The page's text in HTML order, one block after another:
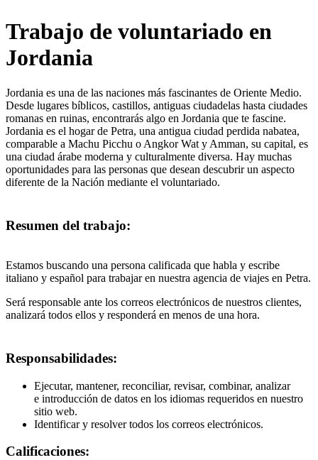
Trabajo de voluntariado en
Jordania
Jordania es una de las naciones más fascinantes de Oriente Medio.
Desde lugares bíblicos, castillos, antiguas ciudadelas hasta ciudades
romanas en ruinas, encontrarás algo en Jordania que te fascine.
Jordania es el hogar de Petra, una antigua ciudad perdida nabatea,
comparable a Machu Picchu o Angkor Wat y Amman, su capital, es
una ciudad árabe moderna y culturalmente diversa. Hay muchas
oportunidades para las personas que desean descubrir un aspecto
diferente de la Nación mediante el voluntariado.
Resumen del trabajo:
Estamos buscando una persona calificada que habla y escribe
italiano y español para trabajar en nuestra agencia de viajes en Petra.
Será responsable ante los correos electrónicos de nuestros clientes,
analizará todos ellos y responderá en menos de una hora.
Responsabilidades:
Ejecutar, mantener, reconciliar, revisar, combinar, analizar
e introducción de datos en los idiomas requeridos en nuestro
sitio web.
Identificar y resolver todos los correos electrónicos.
Calificaciones: